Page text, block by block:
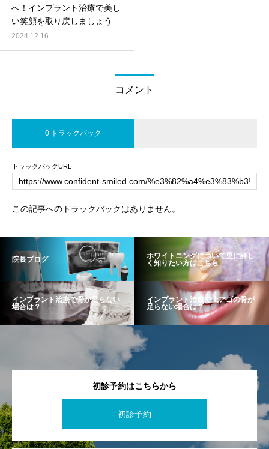
へ！インプラント治療で美し
い笑顔を取り戻しましょう
2024.12.16
コメント
0 トラックバック
トラックバックURL
この記事へのトラックバックはありません。
院長ブログ
ホワイトニングについて更に詳し
く知りたい方はこちら
インプラント治療で骨が足らない
場合は？
インプラント治療で上アゴの骨が
足らない場合は？
初診予約はこちらから
初診予約